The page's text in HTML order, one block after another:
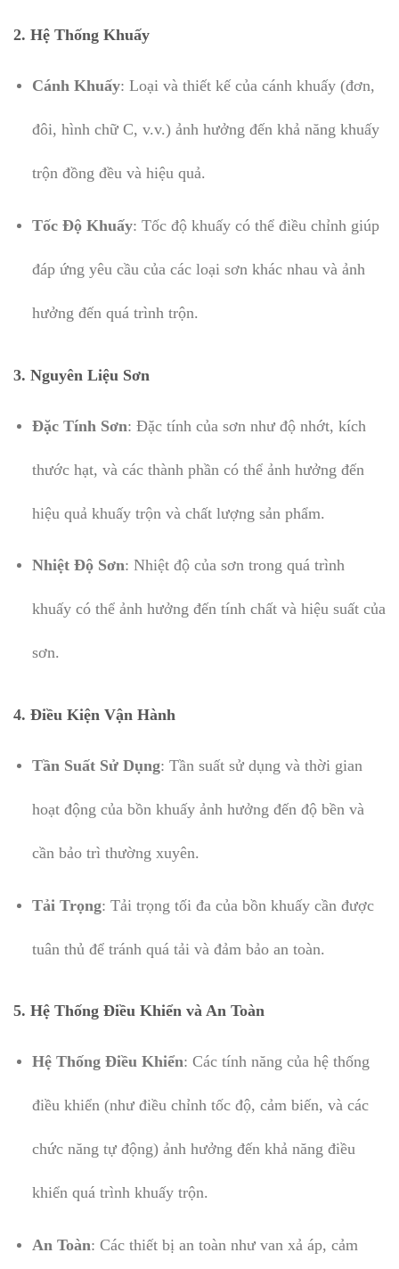
2. Hệ Thống Khuấy
Cánh Khuấy: Loại và thiết kế của cánh khuấy (đơn,
đôi, hình chữ C, v.v.) ảnh hưởng đến khả năng khuấy
trộn đồng đều và hiệu quả.
Tốc Độ Khuấy: Tốc độ khuấy có thể điều chỉnh giúp
đáp ứng yêu cầu của các loại sơn khác nhau và ảnh
hưởng đến quá trình trộn.
3. Nguyên Liệu Sơn
Đặc Tính Sơn: Đặc tính của sơn như độ nhớt, kích
thước hạt, và các thành phần có thể ảnh hưởng đến
hiệu quả khuấy trộn và chất lượng sản phẩm.
Nhiệt Độ Sơn: Nhiệt độ của sơn trong quá trình
khuấy có thể ảnh hưởng đến tính chất và hiệu suất của
sơn.
4. Điều Kiện Vận Hành
Tần Suất Sử Dụng: Tần suất sử dụng và thời gian
hoạt động của bồn khuấy ảnh hưởng đến độ bền và
cần bảo trì thường xuyên.
Tải Trọng: Tải trọng tối đa của bồn khuấy cần được
tuân thủ để tránh quá tải và đảm bảo an toàn.
5. Hệ Thống Điều Khiển và An Toàn
Hệ Thống Điều Khiển: Các tính năng của hệ thống
điều khiển (như điều chỉnh tốc độ, cảm biến, và các
chức năng tự động) ảnh hưởng đến khả năng điều
khiển quá trình khuấy trộn.
An Toàn: Các thiết bị an toàn như van xả áp, cảm